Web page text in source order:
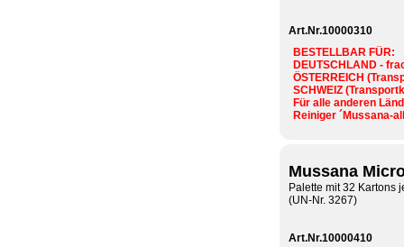
Art.Nr.10000310
BESTELLBAR FÜR:
DEUTSCHLAND -
ÖSTERREICH
SCHWEIZ
Für alle anderen
Reiniger ´Mussana-
Mussana
Palette mit 32 Kartons
(UN-Nr. 3267)
Art.Nr.10000410